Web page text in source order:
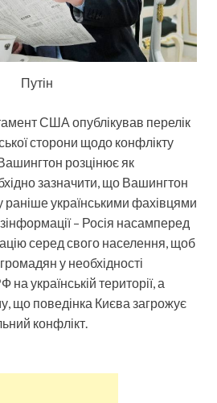
Путін
США опублікував перелік
сторони щодо конфлікту
розцінює як
зазначити, що Вашингтон
раніше українськими фахівцями
– Росія насамперед
серед свого населення, щоб
у необхідності
на українській території, а
що поведінка Києва загрожує
конфлікт.